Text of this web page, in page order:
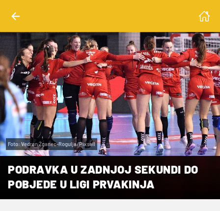
Foto: Vedran Žganec-Rogulja/Pixsell
PODRAVKA U ZADNJOJ SEKUNDI DO
POBJEDE U LIGI PRVAKINJA